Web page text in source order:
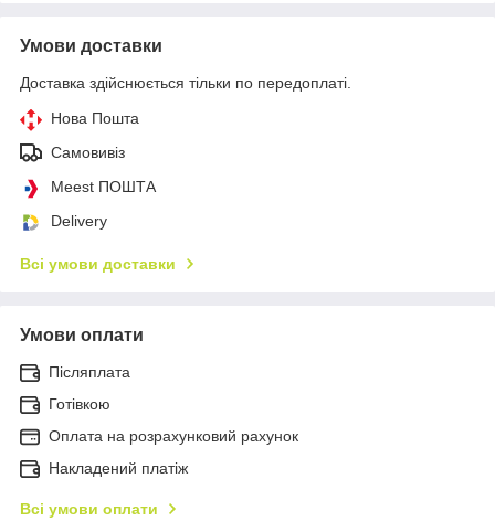
Умови доставки
Доставка здійснюється тільки по передоплаті.
Нова Пошта
Самовивіз
Meest ПОШТА
Delivery
Всі умови доставки
Умови оплати
Післяплата
Готівкою
Оплата на розрахунковий рахунок
Накладений платіж
Всі умови оплати